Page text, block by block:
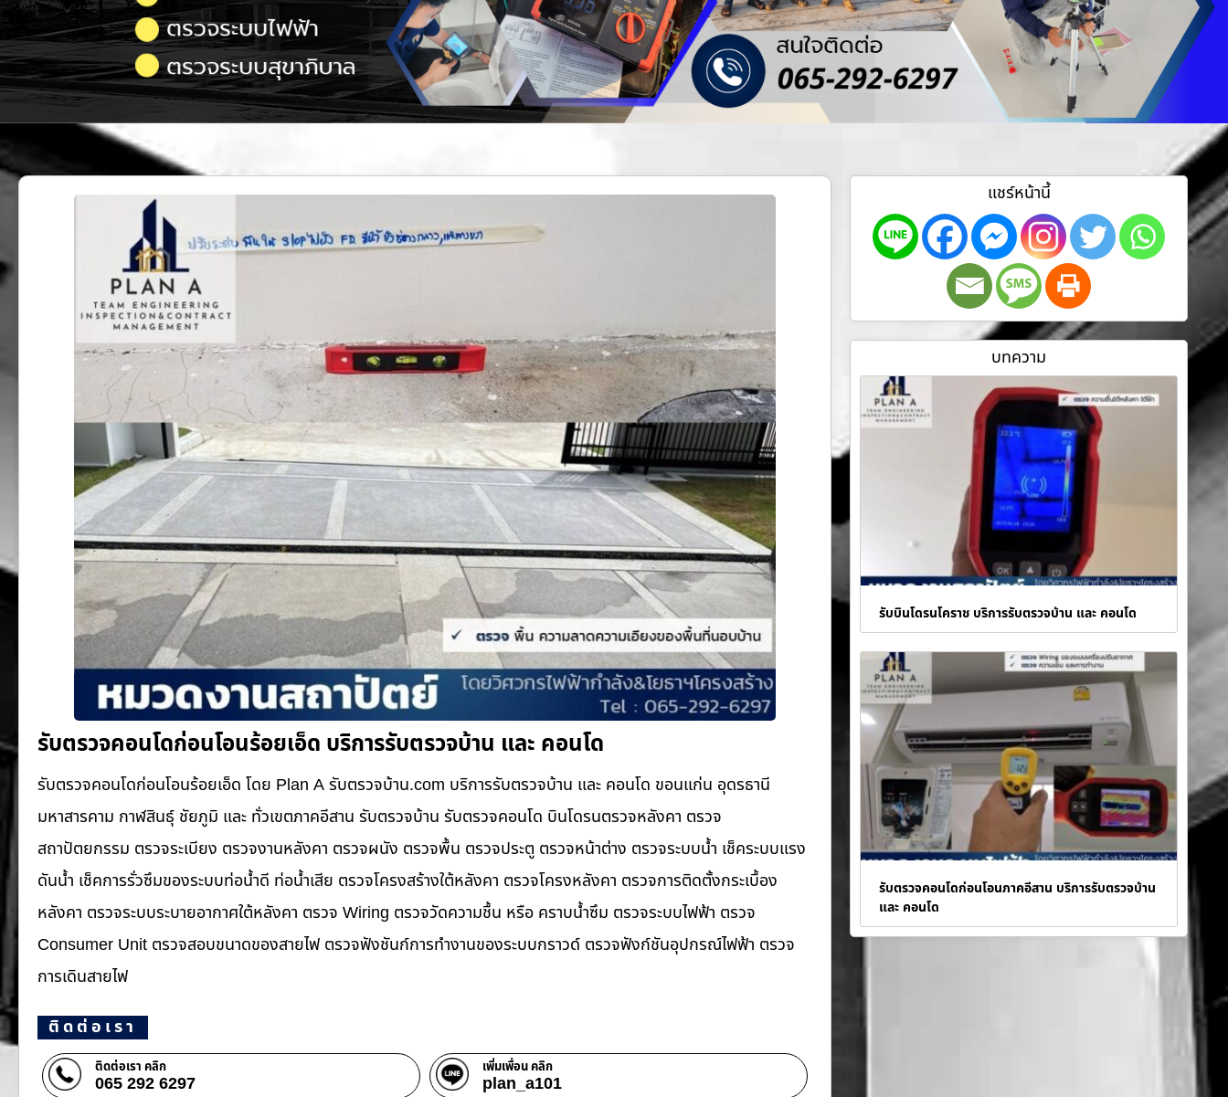
รับตรวจคอนโดก่อนโอนร้อยเอ็ด บริการรับตรวจบ้าน และ คอนโด
รับตรวจคอนโดก่อนโอนร้อยเอ็ด โดย Plan A รับตรวจบ้าน.com บริการรับตรวจบ้าน และ คอนโด ขอนแก่น อุดรธานี
มหาสารคาม กาฬสินธุ์ ชัยภูมิ และ ทั่วเขตภาคอีสาน รับตรวจบ้าน รับตรวจคอนโด บินโดรนตรวจหลังคา ตรวจ
สถาปัตยกรรม ตรวจระเบียง ตรวจงานหลังคา ตรวจผนัง ตรวจพื้น ตรวจประตู ตรวจหน้าต่าง​ ตรวจระบบน้ำ เช็คระบบแรง
ดันน้ำ เช็คการรั่วซึมของระบบท่อน้ำ​ดี ท่อน้ำ​เสีย ตรวจโครงสร้างใต้หลังคา ตรวจโครงหลังคา ตรวจการติดตั้งกระเบื้อง
หลังคา ตรวจระบบระบายอากาศใต้หลังคา ตรวจ Wiring ตรวจวัดความชื้น หรือ คราบน้ำซึม ตรวจระบบไฟฟ้า ตรวจ
Consumer Unit ตรวจสอบขนาดของสายไฟ ตรวจฟังชันก์การทำงานของระบบกราวด์ ตรวจฟังก์ชันอุปกรณ์ไฟฟ้า ตรวจ
การเดินสายไฟ
ติดต่อเรา
ติดต่อเรา คลิก
065 292 6297
เพิ่มเพื่อน คลิก
plan_a101
แชร์หน้านี้
บทความ
รับบินโดรนโคราช บริการรับตรวจบ้าน และ คอนโด
รับตรวจคอนโดก่อนโอนภาคอีสาน บริการรับตรวจบ้าน
และ คอนโด